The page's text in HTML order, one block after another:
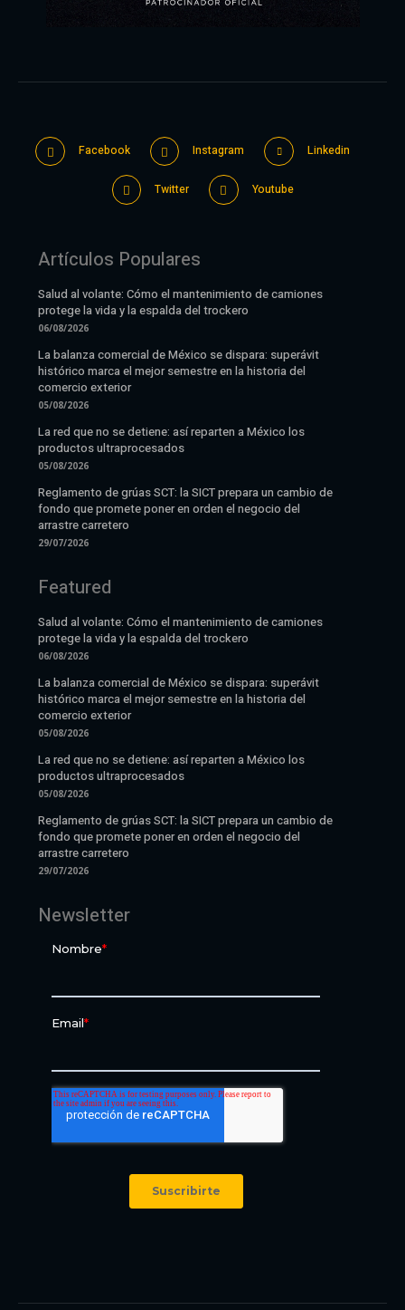
Facebook Instagram Linkedin
Twitter Youtube
Artículos Populares
Salud al volante: Cómo el mantenimiento de camiones
protege la vida y la espalda del trockero
06/08/2026
La balanza comercial de México se dispara: superávit
histórico marca el mejor semestre en la historia del
comercio exterior
05/08/2026
La red que no se detiene: así reparten a México los
productos ultraprocesados
05/08/2026
Reglamento de grúas SCT: la SICT prepara un cambio de
fondo que promete poner en orden el negocio del
arrastre carretero
29/07/2026
Featured
Salud al volante: Cómo el mantenimiento de camiones
protege la vida y la espalda del trockero
06/08/2026
La balanza comercial de México se dispara: superávit
histórico marca el mejor semestre en la historia del
comercio exterior
05/08/2026
La red que no se detiene: así reparten a México los
productos ultraprocesados
05/08/2026
Reglamento de grúas SCT: la SICT prepara un cambio de
fondo que promete poner en orden el negocio del
arrastre carretero
29/07/2026
Newsletter